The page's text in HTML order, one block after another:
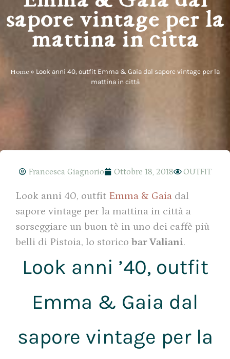
sapore vintage per la
mattina in città
Home » Look anni 40, outfit Emma & Gaia dal sapore vintage per la
mattina in città
Francesca Giagnorio Ottobre 18, 2018 OUTFIT
Look anni 40, outfit Emma & Gaia dal
sapore vintage per la mattina in città a
sorseggiare un buon tè in uno dei caffè più
belli di Pistoia, lo storico bar Valiani.
Look anni ’40, outfit
Emma & Gaia dal
sapore vintage per la